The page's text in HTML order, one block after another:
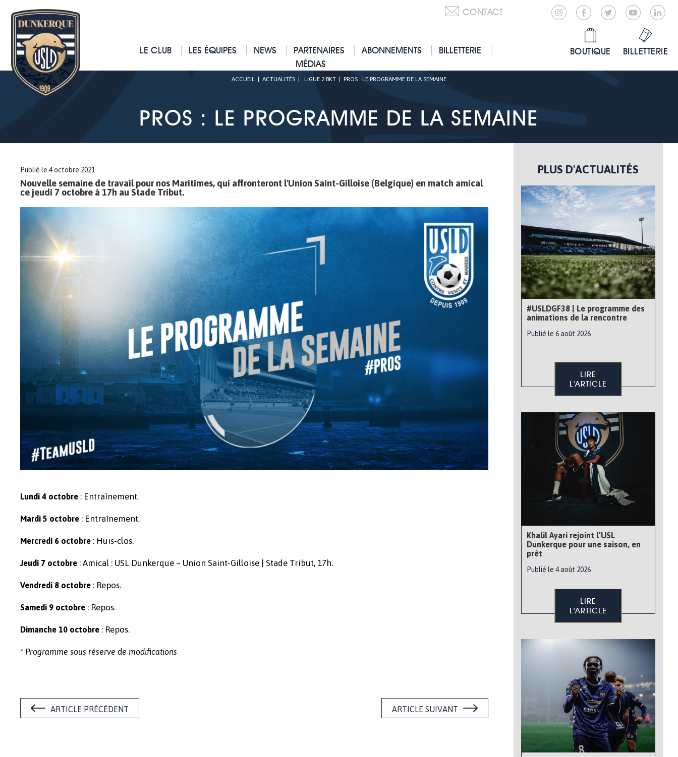
CONTACT
LE CLUB LES ÉQUIPES NEWS PARTENAIRES ABONNEMENTS
BILLETTERIE
MÉDIAS
BOUTIQUE BILLETTERIE
ACCUEIL ACTUALITÉS LIGUE 2 BKT PROS : LE PROGRAMME DE LA SEMAINE
PROS : LE PROGRAMME DE LA SEMAINE
Publié le 4 octobre 2021
Nouvelle semaine de travail pour nos Maritimes, qui affronteront l'Union Saint-Gilloise (Belgique) en match amical
ce jeudi 7 octobre à 17h au Stade Tribut.
Lundi 4 octobre : Entraînement.
Mardi 5 octobre : Entraînement.
Mercredi 6 octobre : Huis-clos.
Jeudi 7 octobre : Amical : USL Dunkerque – Union Saint-Gilloise | Stade Tribut, 17h.
Vendredi 8 octobre : Repos.
Samedi 9 octobre : Repos.
Dimanche 10 octobre : Repos.
* Programme sous réserve de modifications
ARTICLE PRÉCÉDENT ARTICLE SUIVANT
PLUS D'ACTUALITÉS
#USLDGF38 | Le programme des
animations de la rencontre
Publié le 6 août 2026
LIRE
L'ARTICLE
Khalil Ayari rejoint l’USL
Dunkerque pour une saison, en
prêt
Publié le 4 août 2026
LIRE
L'ARTICLE